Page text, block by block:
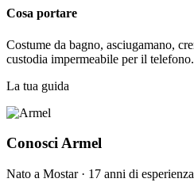
Cosa portare
Costume da bagno, asciugamano,
custodia impermeabile per il telefono.
La tua guida
Conosci Armel
Nato a Mostar · 17 anni di